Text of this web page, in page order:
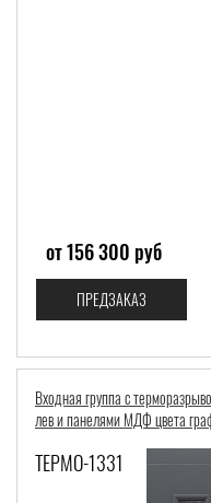
от 156 300 руб
ПРЕДЗАКАЗ
Входная группа с
лев и панелями МДФ цвета
ТЕРМО-1331